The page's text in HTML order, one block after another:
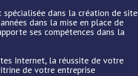
dans la création de site
dans la mise en place de
ses compétences dans la
Internet, la réussite de votre
de votre entreprise